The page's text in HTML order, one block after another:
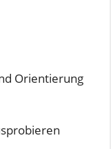
Orientierung